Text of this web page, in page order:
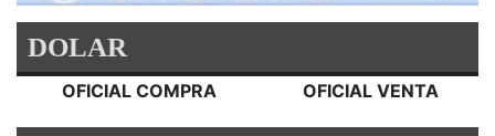
DOLAR
OFICIAL COMPRA OFICIAL VENTA